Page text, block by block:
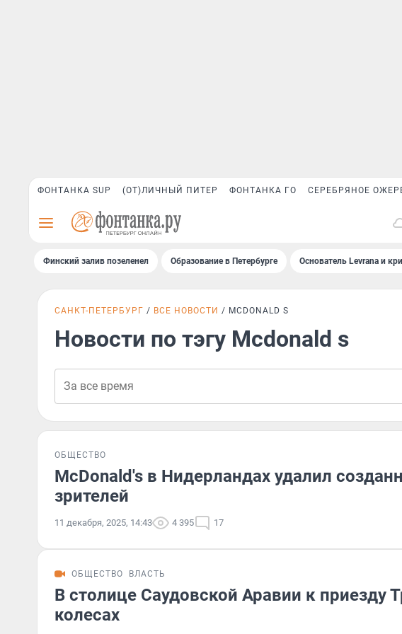
ФОНТАНКА SUP (ОТ)ЛИЧНЫЙ ПИТЕР ФОНТАНКА ГО СЕРЕБРЯНОЕ
Финский залив позеленел Образование в Петербурге Основатель Levrana и
САНКТ-ПЕТЕРБУРГ ВСЕ НОВОСТИ MCDONALD S
Новости по тэгу Mcdonald s
ОБЩЕСТВО
McDonald's в Нидерландах удалил
зрителей
11 декабря, 2025, 14:43 4 395 17
ОБЩЕСТВО ВЛАСТЬ
В столице Саудовской Аравии к приезду
колесах